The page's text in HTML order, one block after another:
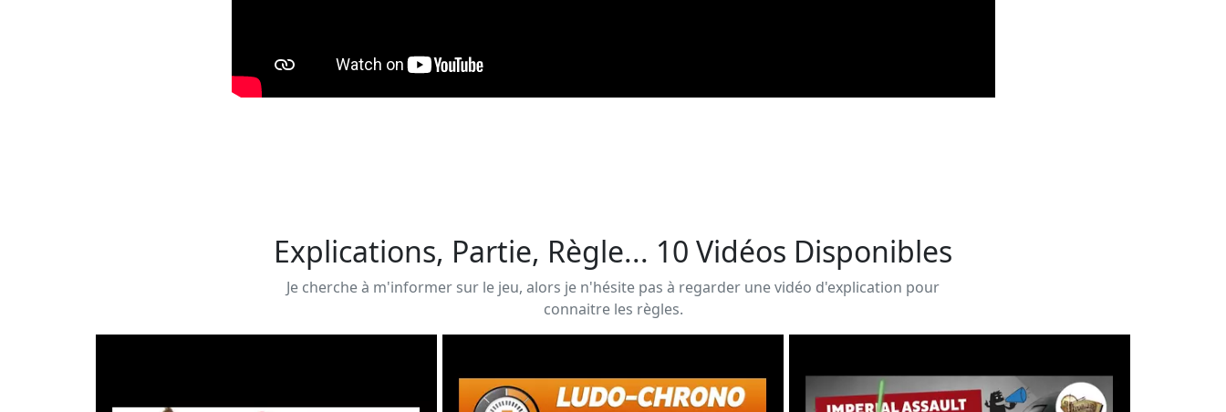
Explications, Partie, Règle... 10 Vidéos Disponibles
Je cherche à m'informer sur le jeu, alors je n'hésite pas à regarder une vidéo d'explication pour
connaitre les règles.